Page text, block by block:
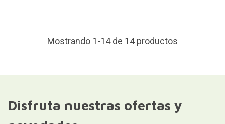
Mostrando 1-14 de 14 productos
Disfruta nuestras ofertas y